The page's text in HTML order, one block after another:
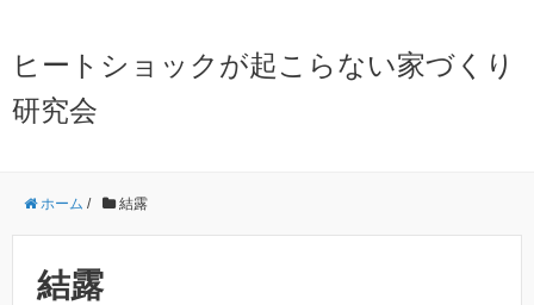
ヒートショックが起こらない家づくり
研究会
ホーム / 結露
結露